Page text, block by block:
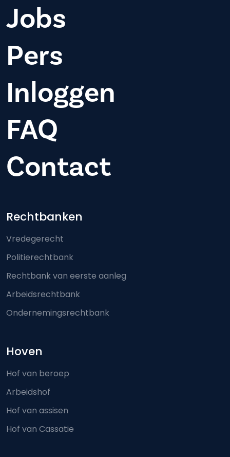
Jobs
Pers
Inloggen
FAQ
Contact
Footer-menu
Rechtbanken
Vredegerecht
Politierechtbank
Rechtbank van eerste aanleg
Arbeidsrechtbank
Ondernemingsrechtbank
Hoven
Hof van beroep
Arbeidshof
Hof van assisen
Hof van Cassatie